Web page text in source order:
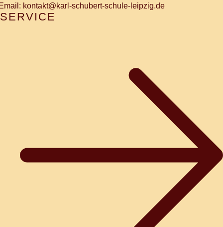
kontakt@karl-schubert-schule-leipzig.de
SERVICE